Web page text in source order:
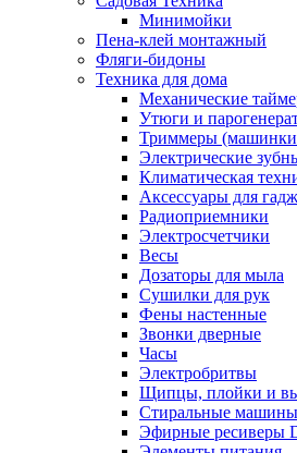
Минимойки
Пена-клей монтажный
Фляги-бидоны
Техника для дома
Механические
Утюги и
Триммеры (машинки
Электрические
Климатическая
Аксессуары для
Радиоприемники
Электросчетчики
Весы
Дозаторы для мыла
Сушилки для рук
Фены настенные
Звонки дверные
Часы
Электробритвы
Щипцы, плойки и
Стиральные машины
Эфирные ресиверы